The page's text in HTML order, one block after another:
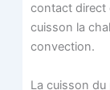
contact direct
cuis­son la
convection.
La cuis­son